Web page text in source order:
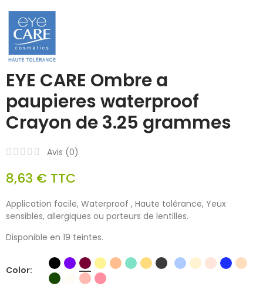
EYE CARE Ombre a
paupieres waterproof
Crayon de 3.25 grammes
Avis (0)
8,63 € TTC
Application facile, Waterproof , Haute tolérance, Yeux
sensibles, allergiques ou porteurs de lentilles.
Disponible en 19 teintes.
Color